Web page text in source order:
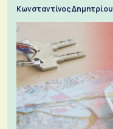
Κωνσταντίνος Δημητρίου